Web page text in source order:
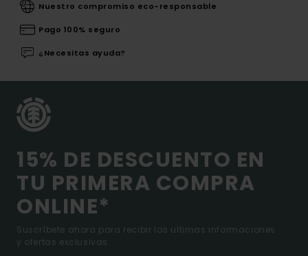
Nuestro compromiso eco-responsable
Pago 100% seguro
¿Necesitas ayuda?
15% DE DESCUENTO EN
TU PRIMERA COMPRA
ONLINE*
Suscríbete ahora para recibir las ultimas informaciones
y ofertas exclusivas.